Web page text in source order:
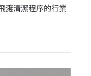
濺清潔程序的行業